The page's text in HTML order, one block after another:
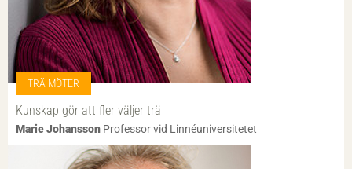
TRÄ MÖTER
Kunskap gör att fler väljer trä
Marie Johansson Professor vid Linnéuniversitetet